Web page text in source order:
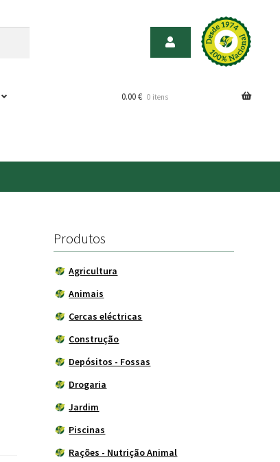
0.00€ 0 itens
Produtos
Agricultura
Animais
Cercas eléctricas
Construção
Depósitos - Fossas
Drogaria
Jardim
Piscinas
Rações - Nutrição Animal